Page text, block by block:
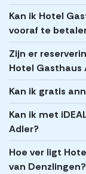
Kan ik Hotel
vooraf te
Zijn er
Hotel Gasthaus
Kan ik gratis
Kan ik met
Adler?
Hoe ver ligt
van Denzlingen?